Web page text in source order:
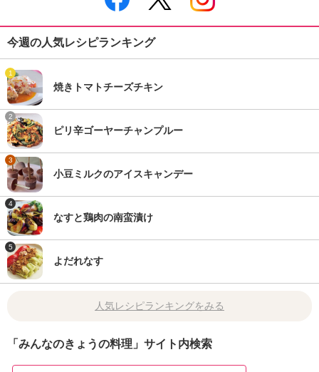
今週の人気レシピランキング
1
焼きトマトチーズチキン
2
ピリ辛ゴーヤーチャンプルー
3
小豆ミルクのアイスキャンデー
4
なすと鶏肉の南蛮漬け
5
よだれなす
人気レシピランキングをみる
「みんなのきょうの料理」サイト内検索